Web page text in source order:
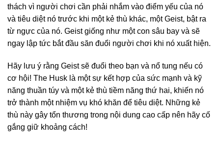
thách vì người chơi cần phải nhắm vào điểm yếu của nó
và tiêu diệt nó trước khi một kẻ thù khác, một Geist, bật ra
từ ngực của nó. Geist giống như một con sâu bay và sẽ
ngay lập tức bắt đầu săn đuổi người chơi khi nó xuất hiện.
Hãy lưu ý rằng Geist sẽ đuổi theo bạn và nổ tung nếu có
cơ hội! The Husk là một sự kết hợp của sức mạnh và kỹ
năng thuần túy và một kẻ thù tiềm năng thứ hai, khiến nó
trở thành một nhiệm vụ khó khăn để tiêu diệt. Những kẻ
thù này gây tổn thương trong nội dung cao cấp nên hãy cố
gắng giữ khoảng cách!